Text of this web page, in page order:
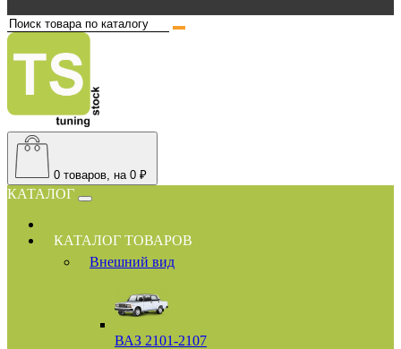
0 товаров, на 0 ₽
КАТАЛОГ
КАТАЛОГ ТОВАРОВ
Внешний вид
ВАЗ 2101-2107